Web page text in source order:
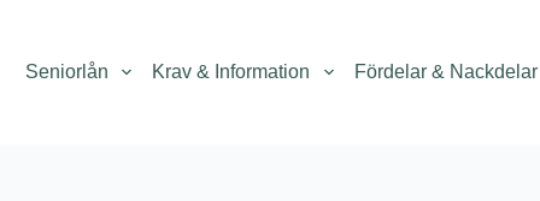
Seniorlån Krav & Information Fördelar & Nackdelar